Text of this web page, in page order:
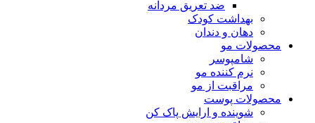
ضد تعریق مردانه
بهداشت کودک
دهان و دندان
محصولات مو
شامپوسر
نرم کننده مو
مراقبت از مو
محصولات پوست
شوینده و ارایش پاک کن